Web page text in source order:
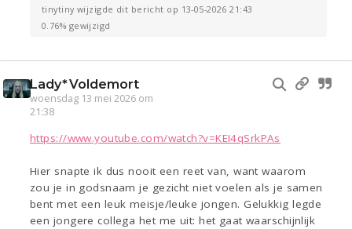
tinytiny wijzigde dit bericht op 13-05-2026 21:43
0.76% gewijzigd
Lady*Voldemort
woensdag 13 mei 2026 om
21:38
https://www.youtube.com/watch?v=KEI4qSrkPAs
Hier snapte ik dus nooit een reet van, want waarom
zou je in godsnaam je gezicht niet voelen als je samen
bent met een leuk meisje/leuke jongen. Gelukkig legde
een jongere collega het me uit: het gaat waarschijnlijk